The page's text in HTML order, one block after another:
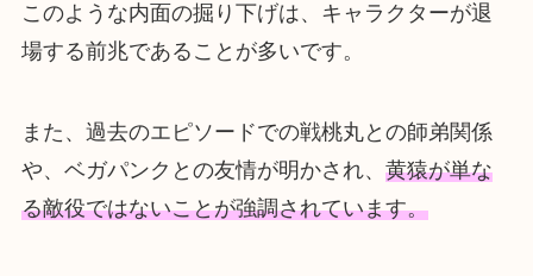
このような内面の掘り下げは、キャラクターが退
場する前兆であることが多いです。
また、過去のエピソードでの戦桃丸との師弟関係
や、ベガパンクとの友情が明かされ、 黄猿が単な
る敵役ではないことが強調されています。